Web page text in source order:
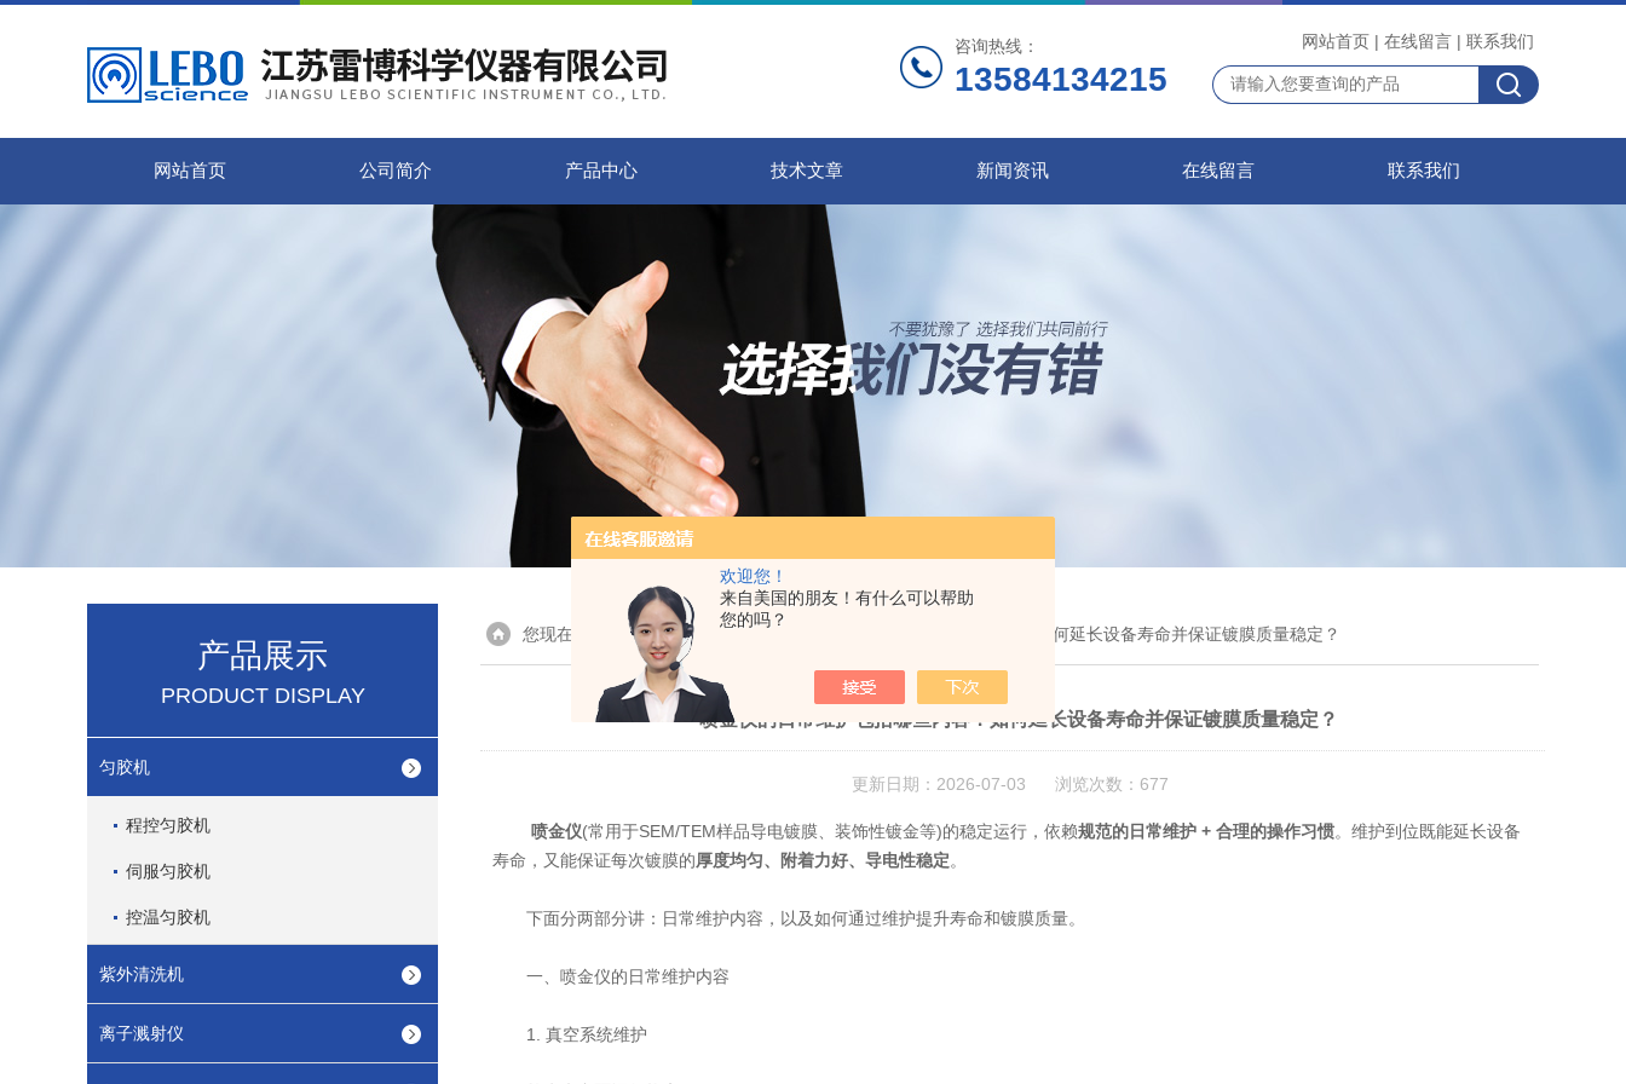
欢迎您！
来自美国的朋友！有什么可以帮助
您的吗？
咨询热线：
13584134215
网站首页 | 在线留言 | 联系我们
网站首页 公司简介 产品中心 技术文章 新闻资讯 在线留言 联系我们
产品展示
PRODUCT DISPLAY
匀胶机
程控匀胶机
伺服匀胶机
控温匀胶机
紫外清洗机
离子溅射仪
您现在的位置：首页> 技术文章 > 喷金仪的日常维护包括哪些内容？如何延长设备寿命并保证镀膜质量稳定？
喷金仪的日常维护包括哪些内容？如何延长设备寿命并保证镀膜质量稳定？
更新日期：2026-07-03 浏览次数：677
喷金仪(常用于SEM/TEM样品导电镀膜、装饰性镀金等)的稳定运行，依赖规范的日常维护 + 合理的操作习惯。维护到位既能延长设备
寿命，又能保证每次镀膜的厚度均匀、附着力好、导电性稳定。
下面分两部分讲：日常维护内容，以及如何通过维护提升寿命和镀膜质量。
一、喷金仪的日常维护内容
1. 真空系统维护